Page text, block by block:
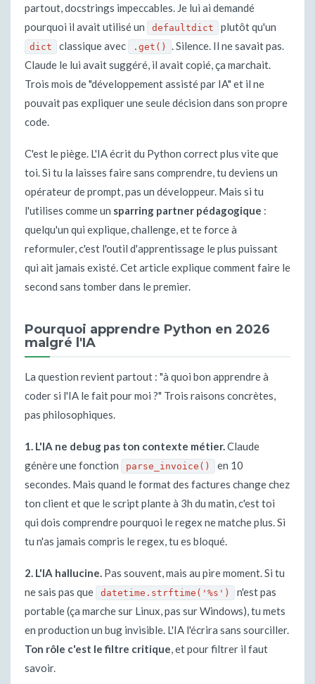
partout, docstrings impeccables. Je lui ai demandé
pourquoi il avait utilisé un
defaultdict plutôt qu'un
dict classique avec .get()
. Silence. Il ne savait pas.
Claude le lui avait suggéré, il avait copié, ça marchait.
Trois mois de "développement assisté par IA" et il ne
pouvait pas expliquer une seule décision dans son propre
code.
C'est le piège. L'IA écrit du Python correct plus vite que
toi. Si tu la laisses faire sans comprendre, tu deviens un
opérateur de prompt, pas un développeur. Mais si tu
l'utilises comme un sparring partner pédagogique :
quelqu'un qui explique, challenge, et te force à
reformuler, c'est l'outil d'apprentissage le plus puissant
qui ait jamais existé. Cet article explique comment faire le
second sans tomber dans le premier.
Pourquoi apprendre Python en 2026
malgré l'IA
La question revient partout : "à quoi bon apprendre à
coder si l'IA le fait pour moi ?" Trois raisons concrètes,
pas philosophiques.
1. L'IA ne debug pas ton contexte métier.Claude
génère une fonction
parse_invoice()
en 10
secondes. Mais quand le format des factures change chez
ton client et que le script plante à 3h du matin, c'est toi
qui dois comprendre pourquoi le regex ne matche plus. Si
tu n'as jamais compris le regex, tu es bloqué.
2. L'IA hallucine. Pas souvent, mais au pire moment. Si tu
ne sais pas que
datetime.strftime('%s')
n'est pas
portable (ça marche sur Linux, pas sur Windows), tu mets
en production un bug invisible. L'IA l'écrira sans sourciller.
Ton rôle c'est le filtre critique, et pour filtrer il faut
savoir.